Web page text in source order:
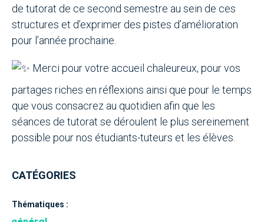
de tutorat de ce second semestre au sein de ces
structures et d’exprimer des pistes d’amélioration
pour l’année prochaine.
Merci pour votre accueil chaleureux, pour vos
partages riches en réflexions ainsi que pour le temps
que vous consacrez au quotidien afin que les
séances de tutorat se déroulent le plus sereinement
possible pour nos étudiants-tuteurs et les élèves.
CATÉGORIES
Thématiques :